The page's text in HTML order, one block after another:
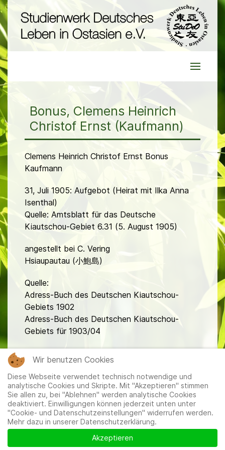
Bonus, Clemens Heinrich
Christof Ernst (Kaufmann)
Clemens Heinrich Christof Ernst Bonus
Kaufmann
31, Juli 1905: Aufgebot (Heirat mit Ilka Anna
Isenthal)
Quelle: Amtsblatt für das Deutsche
Kiautschou-Gebiet 6.31 (5. August 1905)
angestellt bei C. Vering
Hsiaupautau (小鮑島)
Quelle:
Adress-Buch des Deutschen Kiautschou-
Gebiets 1902
Adress-Buch des Deutschen Kiautschou-
Gebiets für 1903/04
Mitglieder|Impressum|Datenschutzerklärung|Cookie-
und Datenschutzeinstellungen
Wir benutzen Cookies
Diese Webseite verwendet technisch notwendige und
analytische Cookies und Skripte. Mit "Akzeptieren" stimmen
Sie allen zu, bei "Ablehnen" werden analytische Cookies
deaktiviert. Einwilligungen können jederzeit unten unter
"Cookie- und Datenschutzeinstellungen" widerrufen werden.
Mehr dazu in unserer Datenschutzerklärung.
Akzeptieren